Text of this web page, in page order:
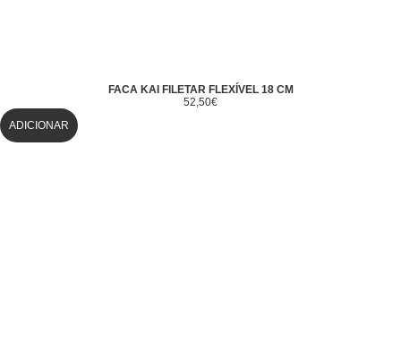
FACA KAI FILETAR FLEXÍVEL 18 CM
52,50€
ADICIONAR